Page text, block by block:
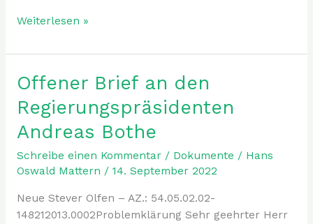
Weiterlesen »
Offener Brief an den
Regierungspräsidenten
Andreas Bothe
Schreibe einen Kommentar / Dokumente / Hans
Oswald Mattern / 14. September 2022
Neue Stever Olfen – AZ.: 54.05.02.02-
148212013.0002Problemklärung Sehr geehrter Herr
Offener
an
den
Andreas